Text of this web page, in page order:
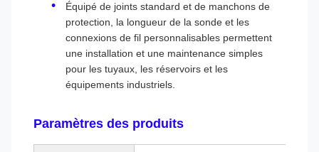
Équipé de joints standard et de manchons de
protection, la longueur de la sonde et les
connexions de fil personnalisables permettent
une installation et une maintenance simples
pour les tuyaux, les réservoirs et les
équipements industriels.
Paramètres des produits